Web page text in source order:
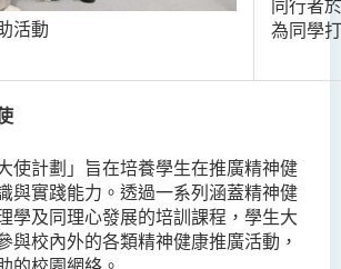
活動
同行者
為同學
使計劃」旨在培養學生在推廣精神健
與實踐能力。透過一系列涵蓋精神健
學及同理心發展的培訓課程，學生大
與校內外的各類精神健康推廣活動，